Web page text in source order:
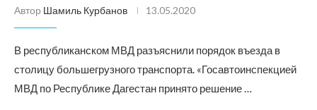
Автор Шамиль Курбанов 13.05.2020
В республиканском МВД разъяснили порядок въезда в
столицу большегрузного транспорта. «Госавтоинспекцией
МВД по Республике Дагестан принято решение …